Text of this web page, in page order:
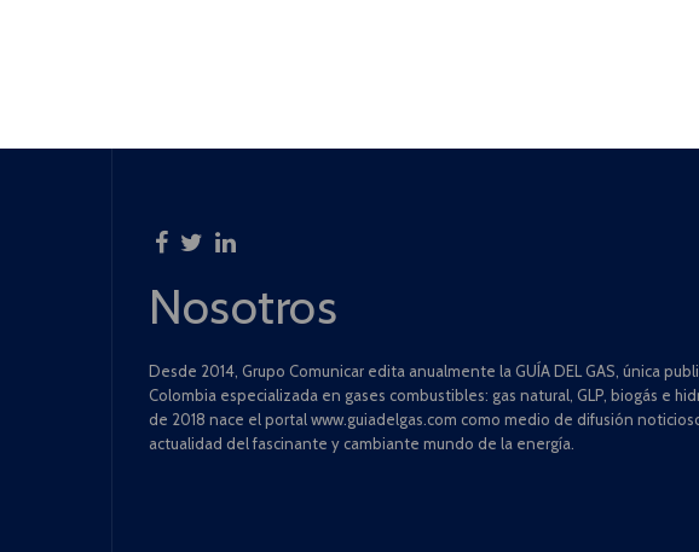
Nosotros
Desde 2014, Grupo Comunicar edita anualmente la GUÍA DEL GAS, única
Colombia especializada en gases combustibles: gas natural, GLP, biogás e
de 2018 nace el portal www.guiadelgas.com como medio de difusión
actualidad del fascinante y cambiante mundo de la energía.